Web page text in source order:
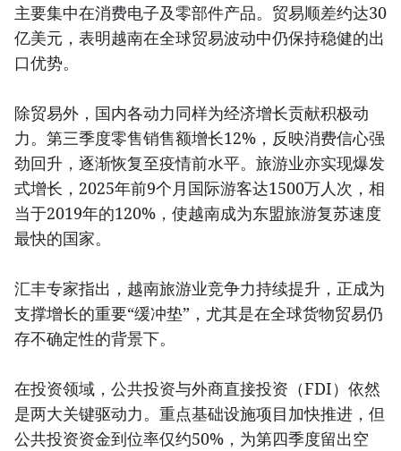
主要集中在消费电子及零部件产品。贸易顺差约达30
亿美元，表明越南在全球贸易波动中仍保持稳健的出
口优势。
除贸易外，国内各动力同样为经济增长贡献积极动
力。第三季度零售销售额增长12%，反映消费信心强
劲回升，逐渐恢复至疫情前水平。旅游业亦实现爆发
式增长，2025年前9个月国际游客达1500万人次，相
当于2019年的120%，使越南成为东盟旅游复苏速度
最快的国家。
汇丰专家指出，越南旅游业竞争力持续提升，正成为
支撑增长的重要“缓冲垫”，尤其是在全球货物贸易仍
存不确定性的背景下。
在投资领域，公共投资与外商直接投资（FDI）依然
是两大关键驱动力。重点基础设施项目加快推进，但
公共投资资金到位率仅约50%，为第四季度留出空